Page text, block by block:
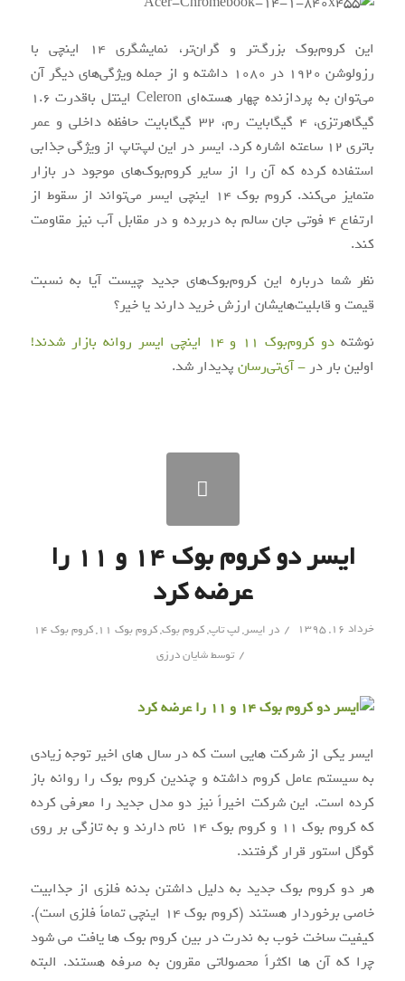
این کروم‌بوک بزرگ‌تر و گران‌تر، نمایشگری ۱۴ اینچی با
رزولوشن ۱۹۲۰ در ۱۰۸۰ داشته و از جمله ویژگی‌های دیگر آن
می‌توان به پردازنده‌ چهار هسته‌ای Celeron اینتل باقدرت ۱.۶
گیگاهرتزی، ۴ گیگابایت رم، ۳۲ گیگابایت حافظه داخلی و عمر
باتری ۱۲ ساعته اشاره کرد. ایسر در این لپ‌تاپ از ویژگی جذابی
استفاده کرده که آن را از سایر کروم‌بوک‌های موجود در بازار
متمایز می‌کند. کروم بوک ۱۴ اینچی ایسر می‌تواند از سقوط از
ارتفاع ۴ فوتی جان سالم به دربرده و در مقابل آب نیز مقاومت
کند.
نظر شما درباره این کروم‌بوک‌های جدید چیست آیا به نسبت
قیمت و قابلیت‌هایشان ارزش خرید دارند یا خیر؟
نوشته دو کروم‌بوک ۱۱ و ۱۴ اینچی ایسر روانه بازار شدند!
اولین بار در - آی‌تی‌رسانپدیدار شد.
ایسر دو کروم بوک ۱۴ و ۱۱ را
عرضه کرد
خرداد ۱۶, ۱۳۹۵ / در ایسر,لپ تاپ,کروم بوک,کروم بوک 11 ,کروم بوک 14
/ توسطشایان درزی
ایسر یکی از شرکت هایی است که در سال های اخیر توجه زیادی
به سیستم عامل کروم داشته و چندین کروم بوک را روانه باز
کرده است. این شرکت اخیراً نیز دو مدل جدید را معرفی کرده
که کروم بوک ۱۱ و کروم بوک ۱۴ نام دارند و به تازگی بر روی
گوگل استور قرار گرفتند.
هر دو کروم بوک جدید به دلیل داشتن بدنه فلزی از جذابیت
خاصی برخوردار هستند (کروم بوک ۱۴ اینچی تماماً فلزی است).
کیفیت ساخت خوب به ندرت در بین کروم بوک ها یافت می شود
چرا که آن ها اکثراً محصولاتی مقرون به صرفه هستند. البته